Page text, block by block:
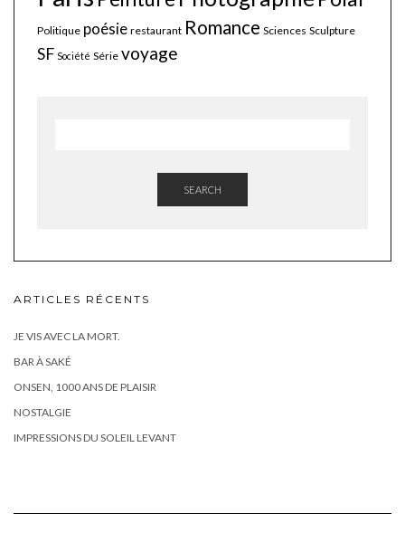
Politique poésie restaurant Romance Sciences Sculpture
SF Société Série voyage
SEARCH
ARTICLES RÉCENTS
JE VIS AVEC LA MORT.
BAR À SAKÉ
ONSEN, 1000 ANS DE PLAISIR
NOSTALGIE
IMPRESSIONS DU SOLEIL LEVANT